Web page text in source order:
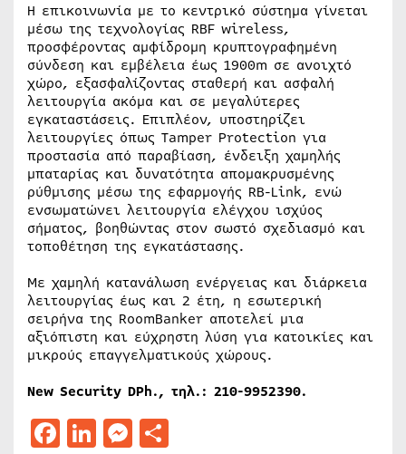
Η επικοινωνία με το κεντρικό σύστημα γίνεται
μέσω της τεχνολογίας RBF wireless,
προσφέροντας αμφίδρομη κρυπτογραφημένη
σύνδεση και εμβέλεια έως 1900m σε ανοιχτό
χώρο, εξασφαλίζοντας σταθερή και ασφαλή
λειτουργία ακόμα και σε μεγαλύτερες
εγκαταστάσεις. Επιπλέον, υποστηρίζει
λειτουργίες όπως Tamper Protection για
προστασία από παραβίαση, ένδειξη χαμηλής
μπαταρίας και δυνατότητα απομακρυσμένης
ρύθμισης μέσω της εφαρμογής RB-Link, ενώ
ενσωματώνει λειτουργία ελέγχου ισχύος
σήματος, βοηθώντας στον σωστό σχεδιασμό και
τοποθέτηση της εγκατάστασης.
Με χαμηλή κατανάλωση ενέργειας και διάρκεια
λειτουργίας έως και 2 έτη, η εσωτερική
σειρήνα της RoomBanker αποτελεί μια
αξιόπιστη και εύχρηστη λύση για κατοικίες και
μικρούς επαγγελματικούς χώρους.
New Security DPh., τηλ.: 210-9952390.
Facebook
LinkedIn
Messenger